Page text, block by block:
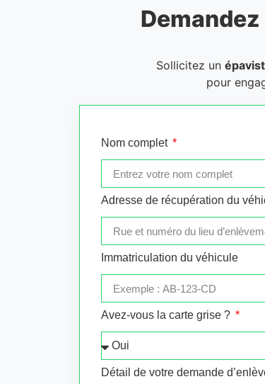
Sollicitez un
pour
Nom complet
Adresse de récupération du
Immatriculation du véhicule
Avez-vous la carte grise ?
Détail de votre demande